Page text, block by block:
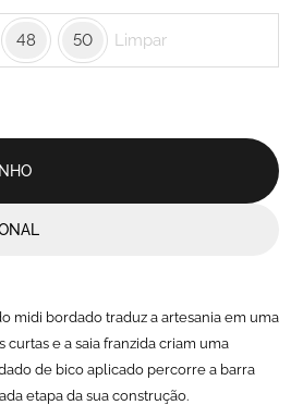
48 50 Limpar
midi bordado traduz a artesania em uma
e a saia franzida criam uma
de bico aplicado percorre a barra
etapa da sua construção.